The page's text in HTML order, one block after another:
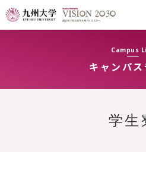
Campus
キャンパス
学生